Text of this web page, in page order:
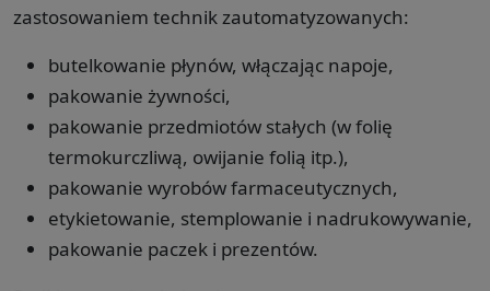
zastosowaniem technik zautomatyzowanych:
butelkowanie płynów, włączając napoje,
pakowanie żywności,
pakowanie przedmiotów stałych (w folię
termokurczliwą, owijanie folią itp.),
pakowanie wyrobów farmaceutycznych,
etykietowanie, stemplowanie i nadrukowywanie,
pakowanie paczek i prezentów.